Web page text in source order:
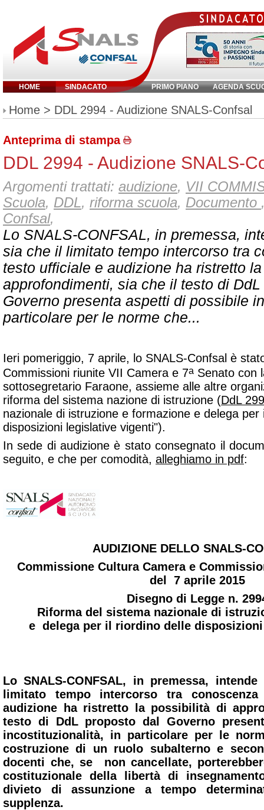
HOME SINDACATO PRIMO PIANO AGENDA
Inserisci parola chiave:
Home > DDL 2994 - Audizione SNALS-Confsal
Anteprima di stampa
DDL 2994 - Audizione SNALS-
Argomenti trattati: audizione, VII
Scuola, DDL, riforma scuola, Documento
Confsal,
Lo SNALS-CONFSAL, in premessa,
sia che il limitato tempo intercorso tra
testo ufficiale e audizione ha ristretto
approfondimenti, sia che il testo di
Governo presenta aspetti di possibile
particolare per le norme che...
Ieri pomeriggio, 7 aprile, lo SNALS-Confsal è
Commissioni riunite VII Camera e 7a Senato con
sottosegretario Faraone, assieme alle altre
riforma del sistema nazione di istruzione (DdL
nazionale di istruzione e formazione e delega per
disposizioni legislative vigenti").
In sede di audizione è stato consegnato il
seguito, e che per comodità, alleghiamo in pdf:
AUDIZIONE DELLO SNALS-
Commissione Cultura Camera e
del 7 aprile 2015
Disegno di Legge n.
Riforma del sistema nazionale di
e delega per il riordino delle
Lo SNALS-CONFSAL, in premessa,
limitato tempo intercorso tra
audizione ha ristretto la possibilità di
testo di DdL proposto dal Governo
incostituzionalità, in particolare per le
costruzione di un ruolo subalterno e
docenti che, se non cancellate,
costituzionale della libertà di
divieto di assunzione a tempo
supplenza.